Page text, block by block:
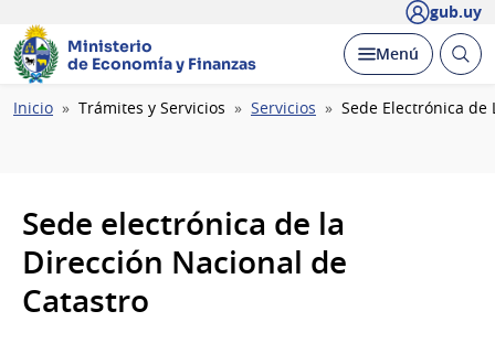
gub.uy
Ministerio
de Economía y Finanzas
Desplegar
Menú Abrir
Ruta
Inicio Trámites y Servicios Servicios Sede Electrónica de
Sede electrónica de la
Dirección Nacional de
Catastro